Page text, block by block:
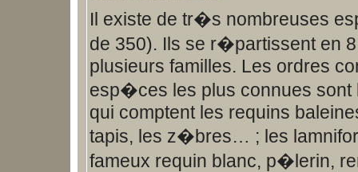
Il existe de tr�s nombreuses
de 350). Ils se r�partissent en
plusieurs familles. Les ordres
esp�ces les plus connues sont
qui comptent les requins
tapis, les z�bres… ; les
fameux requin blanc, p�lerin,